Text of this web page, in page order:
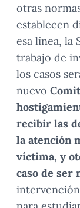
otras
establecen
esa línea, la
trabajo de
los casos
nuevo
recibir las
la atención
víctima, y
caso de ser